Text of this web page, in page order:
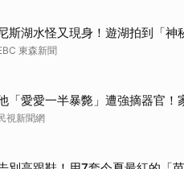
斯湖水怪又現身！遊湖拍到「神
東森新聞
「愛愛一半暴斃」遭強摘器官！
視新聞網